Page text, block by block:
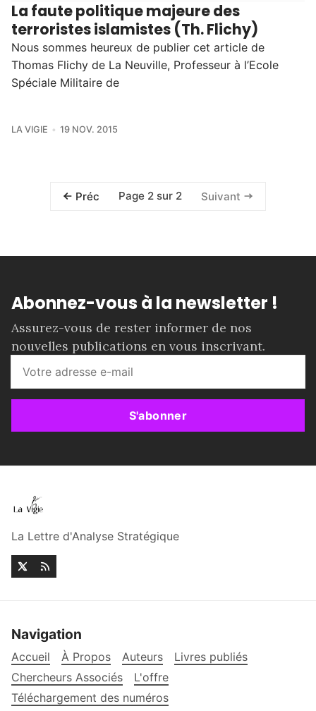
La faute politique majeure des
terroristes islamistes (Th. Flichy)
Nous sommes heureux de publier cet article de
Thomas Flichy de La Neuville, Professeur à l’Ecole
Spéciale Militaire de
LA VIGIE 19 NOV. 2015
Préc Page 2 sur 2 Suivant
Abonnez-vous à la newsletter !
Assurez-vous de rester informer de nos
nouvelles publications en vous inscrivant.
S'abonner
La Lettre d'Analyse Stratégique
Navigation
Accueil À Propos Auteurs
Livres publiés
Chercheurs Associés
L'offre
Téléchargement des numéros